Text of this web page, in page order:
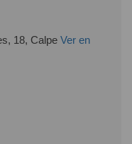
18, Calpe Ver en